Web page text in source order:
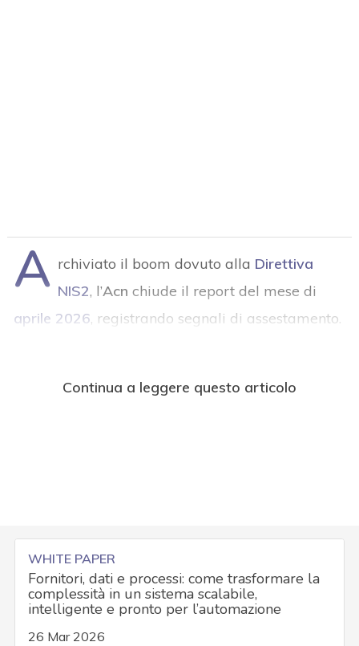
A rchiviato il boom dovuto alla Direttiva
NIS2, l’Acnchiude il report del mese di
aprile 2026, registrando segnali di assestamento.
Continua a leggere questo articolo
WHITE PAPER
Fornitori, dati e processi: come trasformare la
complessità in un sistema scalabile,
intelligente e pronto per l’automazione
26 Mar 2026